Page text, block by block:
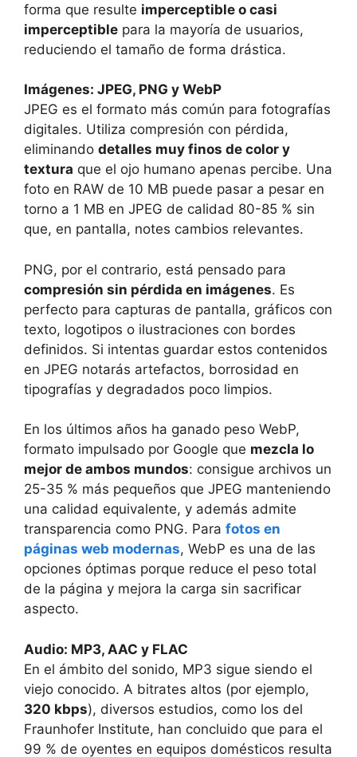
forma que resulte imperceptible o casi
imperceptible para la mayoría de usuarios,
reduciendo el tamaño de forma drástica.
Imágenes: JPEG, PNG y WebP
JPEG es el formato más común para fotografías
digitales. Utiliza compresión con pérdida,
eliminando detalles muy finos de color y
textura que el ojo humano apenas percibe. Una
foto en RAW de 10 MB puede pasar a pesar en
torno a 1 MB en JPEG de calidad 80-85 % sin
que, en pantalla, notes cambios relevantes.
PNG, por el contrario, está pensado para
compresión sin pérdida en imágenes. Es
perfecto para capturas de pantalla, gráficos con
texto, logotipos o ilustraciones con bordes
definidos. Si intentas guardar estos contenidos
en JPEG notarás artefactos, borrosidad en
tipografías y degradados poco limpios.
En los últimos años ha ganado peso WebP,
formato impulsado por Google que mezcla lo
mejor de ambos mundos: consigue archivos un
25-35 % más pequeños que JPEG manteniendo
una calidad equivalente, y además admite
transparencia como PNG. Para fotos en
páginas web modernas, WebP es una de las
opciones óptimas porque reduce el peso total
de la página y mejora la carga sin sacrificar
aspecto.
Audio: MP3, AAC y FLAC
En el ámbito del sonido, MP3 sigue siendo el
viejo conocido. A bitrates altos (por ejemplo,
320 kbps), diversos estudios, como los del
Fraunhofer Institute, han concluido que para el
99 % de oyentes en equipos domésticos resulta